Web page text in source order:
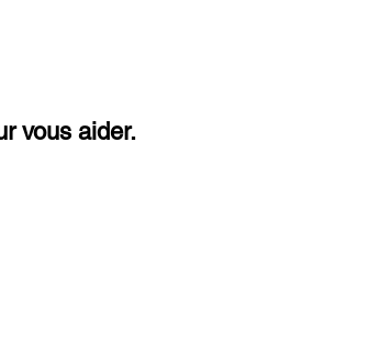
vous aider.